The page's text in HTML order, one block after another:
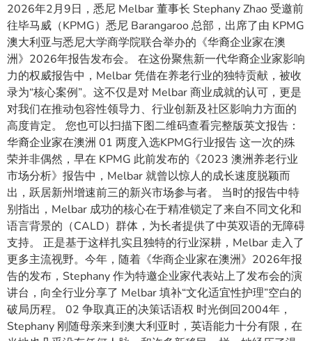
2026年2月9日，悉尼 Melbar 董事长 Stephany Zhao 受邀前
往毕马威（KPMG）悉尼 Barangaroo 总部，出席了由 KPMG
澳大利亚与悉尼大学商学院联合举办的《华裔企业家在澳
洲》2026年报告发布会。 在这份聚焦新一代华裔企业家影响
力的权威报告中，Melbar 凭借在养老行业的独特贡献，被收
录为“核心案例”。这不仅是对 Melbar 商业成就的认可，更是
对我们在推动包容性领导力、行业创新及社区影响力方面的
高度肯定。 您也可以扫描下图二维码查看完整版英文报告：
华裔企业家在澳洲 01 两度入选KPMG行业报告 这一次的殊
荣并非偶然，早在 KPMG 此前发布的《2023 澳洲养老行业
市场分析》报告中，Melbar 就曾以惊人的成长速度脱颖而
出，跃居新州增速前三的新兴市场参与者。 当时的报告中特
别指出，Melbar 成功的核心在于精准锁定了来自不同文化和
语言背景的（CALD）群体，为长者提供了中英双语的无障碍
支持。 正是基于这样扎实且独特的行业深耕，Melbar 走入了
更多主流视野。今年，随着《华商企业家在澳洲》2026年报
告的发布，Stephany 作为特邀企业家代表站上了发布会的演
讲台，向全行业分享了 Melbar 填补“文化适宜性护理”空白的
破局历程。 02 争取真正的决策话语权 时光倒回2004年，
Stephany 刚随母亲来到澳大利亚时，英语能力十分有限，在